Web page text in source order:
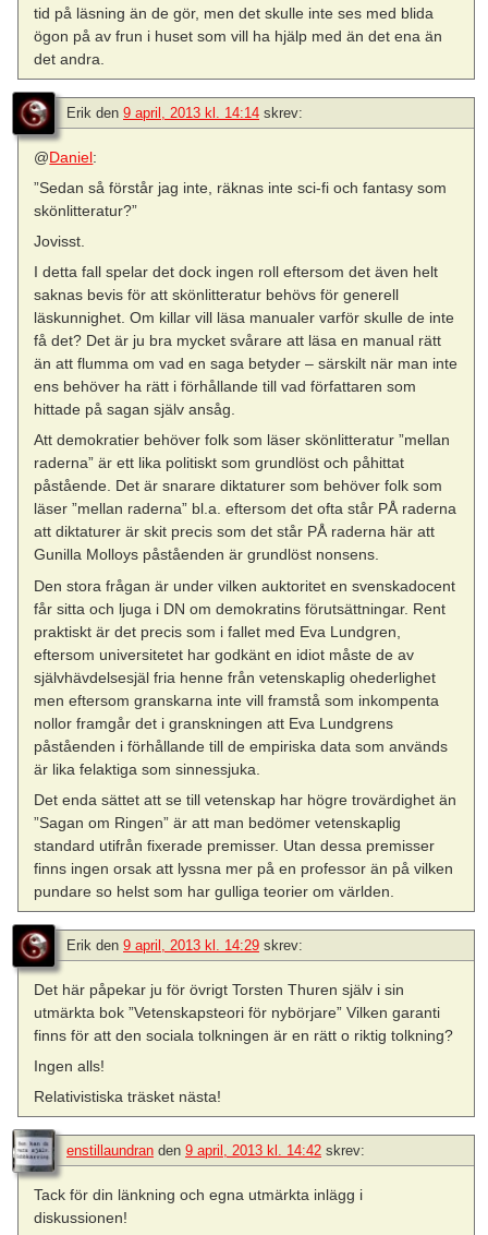
tid på läsning än de gör, men det skulle inte ses med blida
ögon på av frun i huset som vill ha hjälp med än det ena än
det andra.
Erik den 9 april, 2013 kl. 14:14 skrev:
@Daniel:
”Sedan så förstår jag inte, räknas inte sci-fi och fantasy som
skönlitteratur?”
Jovisst.
I detta fall spelar det dock ingen roll eftersom det även helt
saknas bevis för att skönlitteratur behövs för generell
läskunnighet. Om killar vill läsa manualer varför skulle de inte
få det? Det är ju bra mycket svårare att läsa en manual rätt
än att flumma om vad en saga betyder – särskilt när man inte
ens behöver ha rätt i förhållande till vad författaren som
hittade på sagan själv ansåg.
Att demokratier behöver folk som läser skönlitteratur ”mellan
raderna” är ett lika politiskt som grundlöst och påhittat
påstående. Det är snarare diktaturer som behöver folk som
läser ”mellan raderna” bl.a. eftersom det ofta står PÅ raderna
att diktaturer är skit precis som det står PÅ raderna här att
Gunilla Molloys påståenden är grundlöst nonsens.
Den stora frågan är under vilken auktoritet en svenskadocent
får sitta och ljuga i DN om demokratins förutsättningar. Rent
praktiskt är det precis som i fallet med Eva Lundgren,
eftersom universitetet har godkänt en idiot måste de av
självhävdelsesjäl fria henne från vetenskaplig ohederlighet
men eftersom granskarna inte vill framstå som inkompenta
nollor framgår det i granskningen att Eva Lundgrens
påståenden i förhållande till de empiriska data som används
är lika felaktiga som sinnessjuka.
Det enda sättet att se till vetenskap har högre trovärdighet än
”Sagan om Ringen” är att man bedömer vetenskaplig
standard utifrån fixerade premisser. Utan dessa premisser
finns ingen orsak att lyssna mer på en professor än på vilken
pundare so helst som har gulliga teorier om världen.
Erik den 9 april, 2013 kl. 14:29 skrev:
Det här påpekar ju för övrigt Torsten Thuren själv i sin
utmärkta bok ”Vetenskapsteori för nybörjare” Vilken garanti
finns för att den sociala tolkningen är en rätt o riktig tolkning?
Ingen alls!
Relativistiska träsket nästa!
enstillaundran den 9 april, 2013 kl. 14:42 skrev:
Tack för din länkning och egna utmärkta inlägg i
diskussionen!